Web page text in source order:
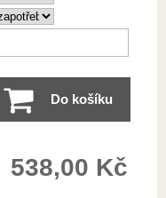
Do košíku
538,00 Kč